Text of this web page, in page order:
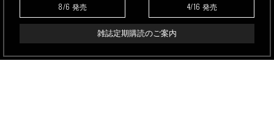
8/6 発売 4/16 発売
雑誌定期購読のご案内